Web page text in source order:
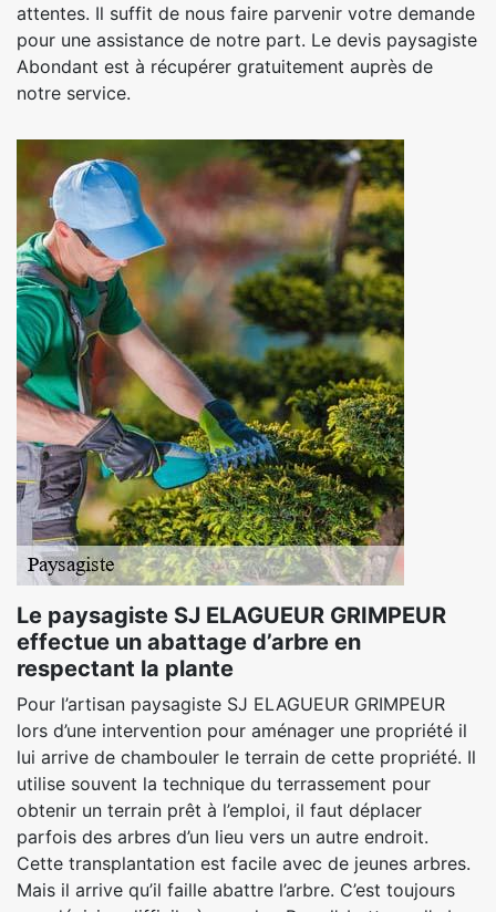
attentes. Il suffit de nous faire parvenir votre demande
pour une assistance de notre part. Le devis paysagiste
Abondant est à récupérer gratuitement auprès de
notre service.
Le paysagiste SJ ELAGUEUR GRIMPEUR
effectue un abattage d’arbre en
respectant la plante
Pour l’artisan paysagiste SJ ELAGUEUR GRIMPEUR
lors d’une intervention pour aménager une propriété il
lui arrive de chambouler le terrain de cette propriété. Il
utilise souvent la technique du terrassement pour
obtenir un terrain prêt à l’emploi, il faut déplacer
parfois des arbres d’un lieu vers un autre endroit.
Cette transplantation est facile avec de jeunes arbres.
Mais il arrive qu’il faille abattre l’arbre. C’est toujours